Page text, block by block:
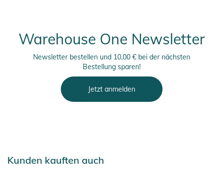
Warehouse One Newsletter
Newsletter bestellen und 10,00 € bei der nächsten
Bestellung sparen!
Jetzt anmelden
Kunden kauften auch